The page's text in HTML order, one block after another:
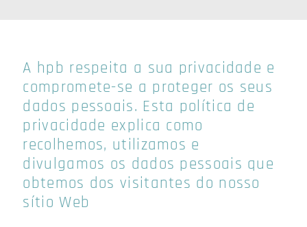
A hpb respeita a sua privacidade e
compromete-se a proteger os seus
dados pessoais. Esta política de
privacidade explica como
recolhemos, utilizamos e
divulgamos os dados pessoais que
obtemos dos visitantes do nosso
sítio Web